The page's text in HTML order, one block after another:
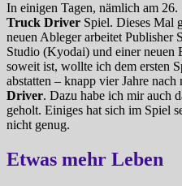
In einigen Tagen, nämlich am 26.
Truck Driver Spiel. Dieses Mal
neuen Ableger arbeitet Publisher
Studio (Kyodai) und einer neuen
soweit ist, wollte ich dem ersten
abstatten – knapp vier Jahre nach
Driver. Dazu habe ich mir auch
geholt. Einiges hat sich im Spiel
nicht genug.
Etwas mehr Leben